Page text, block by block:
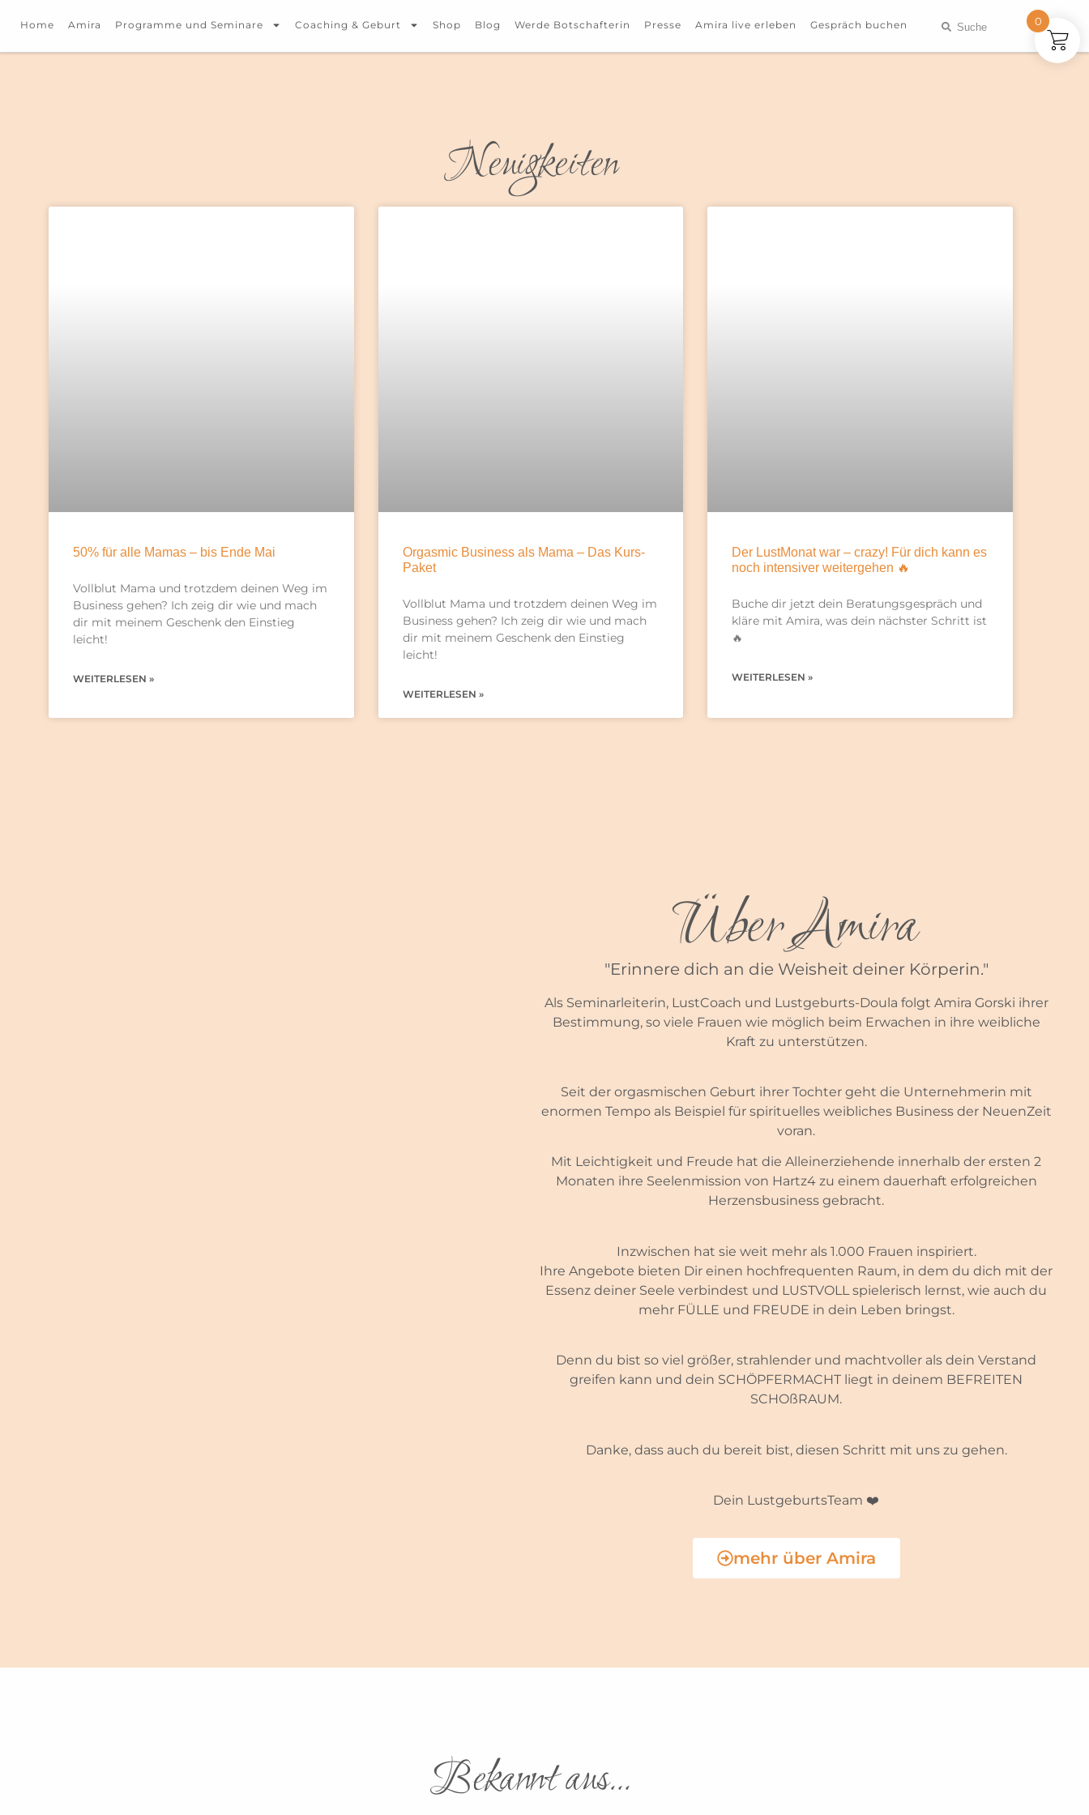
0
Home Amira Programme und Seminare Coaching & Geburt Shop Blog Werde Botschafterin Presse Amira live erleben Gespräch buchen
Neuigkeiten
50% für alle Mamas – bis Ende Mai
Vollblut Mama und trotzdem deinen Weg im
Business gehen? Ich zeig dir wie und mach
dir mit meinem Geschenk den Einstieg
leicht!
WEITERLESEN »
Orgasmic Business als Mama – Das Kurs-
Paket
Vollblut Mama und trotzdem deinen Weg im
Business gehen? Ich zeig dir wie und mach
dir mit meinem Geschenk den Einstieg
leicht!
WEITERLESEN »
Der LustMonat war – crazy! Für dich kann es
noch intensiver weitergehen 🔥
Buche dir jetzt dein Beratungsgespräch und
kläre mit Amira, was dein nächster Schritt ist
🔥
WEITERLESEN »
Über Amira
"Erinnere dich an die Weisheit deiner Körperin."
Als Seminarleiterin, LustCoach und Lustgeburts-Doula folgt Amira Gorski ihrer
Bestimmung, so viele Frauen wie möglich beim Erwachen in ihre weibliche
Kraft zu unterstützen.
Seit der orgasmischen Geburt ihrer Tochter geht die Unternehmerin mit
enormen Tempo als Beispiel für spirituelles weibliches Business der NeuenZeit
voran.
Mit Leichtigkeit und Freude hat die Alleinerziehende innerhalb der ersten 2
Monaten ihre Seelenmission von Hartz4 zu einem dauerhaft erfolgreichen
Herzensbusiness gebracht.
Inzwischen hat sie weit mehr als 1.000 Frauen inspiriert.
Ihre Angebote bieten Dir einen hochfrequenten Raum, in dem du dich mit der
Essenz deiner Seele verbindest und LUSTVOLL spielerisch lernst, wie auch du
mehr FÜLLE und FREUDE in dein Leben bringst.
Denn du bist so viel größer, strahlender und machtvoller als dein Verstand
greifen kann und dein SCHÖPFERMACHT liegt in deinem BEFREITEN
SCHOßRAUM.
Danke, dass auch du bereit bist, diesen Schritt mit uns zu gehen.
Dein LustgeburtsTeam ❤️
mehr über Amira
Bekannt aus...